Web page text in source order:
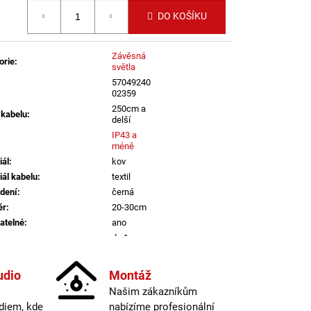
DO KOŠÍKU
:
Závěsná
světla
57049240
02359
:
250cm a
delší
IP43 a
méně
:
kov
kabelu:
textil
:
černá
:
20-30cm
:
ano
do 1m
E27
ne
kde
Montáž
Našim zákazníkům
nabízíme profesionální